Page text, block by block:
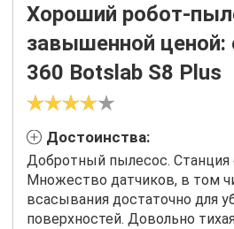
Хороший робот-
завышенной ценой:
360 Botslab S8 Plus
Достоинства:
Добротный пылесос. Станция
Множество датчиков, в том
всасывания достаточно для
поверхностей. Довольно